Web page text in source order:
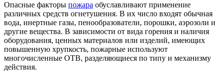
Опасные факторы пожара обуславливают применение
различных средств огнетушения. В их число входят обычная
вода, инертные газы, пенообразователи, порошки, аэрозоли и
другие вещества. В зависимости от вида горения и наличия
оборудования, ценных материалов или изделий, имеющих
повышенную хрупкость, пожарные используют
многочисленные ОТВ, разделяющиеся по типу и механизму
действия.